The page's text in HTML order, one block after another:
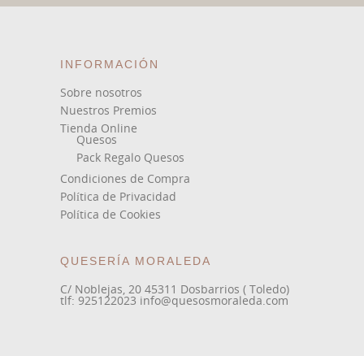
INFORMACIÓN
Sobre nosotros
Nuestros Premios
Tienda Online
Quesos
Pack Regalo Quesos
Condiciones de Compra
Política de Privacidad
Política de Cookies
QUESERÍA MORALEDA
C/ Noblejas, 20 45311 Dosbarrios ( Toledo)
tlf: 925122023 info@quesosmoraleda.com